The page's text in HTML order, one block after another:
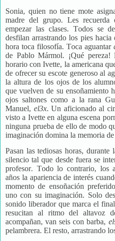
Sonia, quien no tiene mote
madre del grupo. Les recuerda
empezar las clases. Todos se
desfilan arrastrando los pies
hora toca filosofía. Toca aguantar
de Pablo Mármol. ¡Qué
horario con Ivette, la americana
de ofrecer su escote generoso al
la altura de los ojos de los
que vuelven de su ensoñamiento
ojos saltones como a la rana
Manuel, el3x. Un aficionado al
visto a Ivette en alguna escena
ninguna prueba de ello de modo
imaginación domina la memoria
Pasan las tediosas horas,
silencio tal que desde fuera se
profesor. Todo lo contrario, los
años la apariencia de interés
momento de ensoñación
uno con su imaginación. Solo
sonido liberador que marca el
resucitan al ritmo del altavoz
acompañan, van seis con barba,
pelambrera. El resto, arrastrando